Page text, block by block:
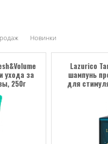
Новинки
ухода за
250г
Lazurico
шампунь
для